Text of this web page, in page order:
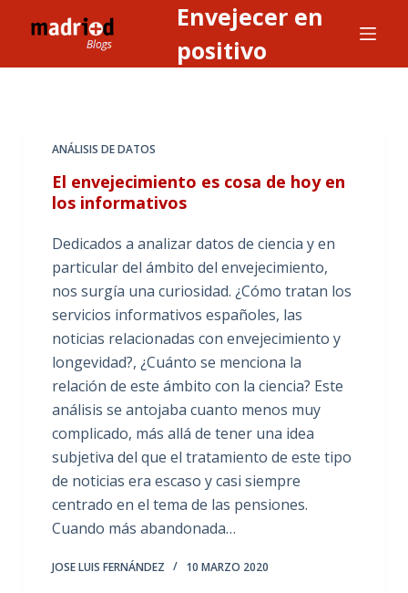
l
Envejecer en
positivo
ANÁLISIS DE DATOS
El envejecimiento es cosa de hoy en
los informativos
Dedicados a analizar datos de ciencia y en
particular del ámbito del envejecimiento,
nos surgía una curiosidad. ¿Cómo tratan los
servicios informativos españoles, las
noticias relacionadas con envejecimiento y
longevidad?, ¿Cuánto se menciona la
relación de este ámbito con la ciencia? Este
análisis se antojaba cuanto menos muy
complicado, más allá de tener una idea
subjetiva del que el tratamiento de este tipo
de noticias era escaso y casi siempre
centrado en el tema de las pensiones.
Cuando más abandonada…
JOSE LUIS FERNÁNDEZ 10 MARZO 2020